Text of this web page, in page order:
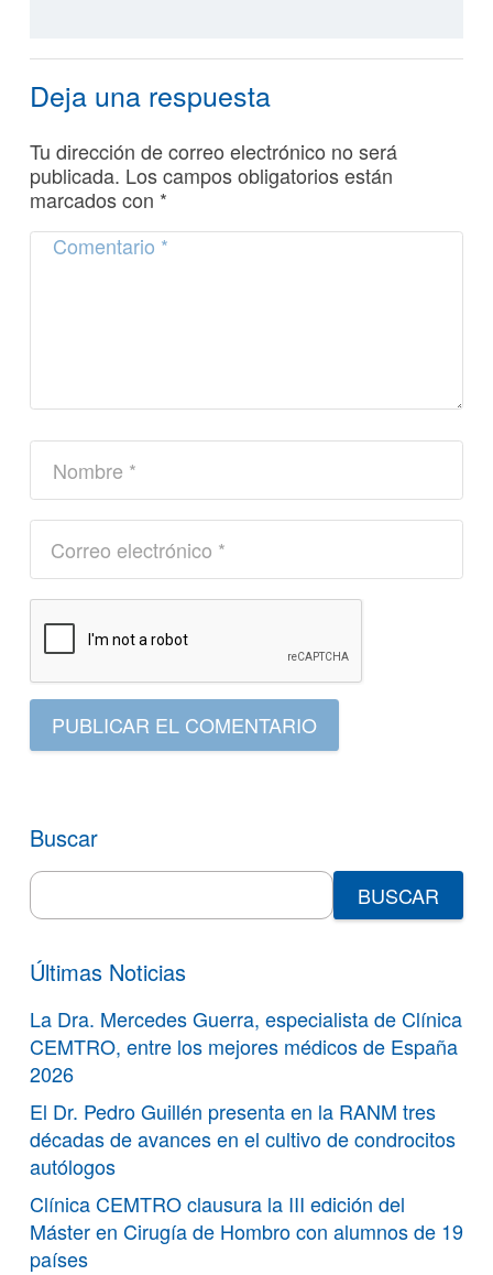
Deja una respuesta
Tu dirección de correo electrónico no será
publicada. Los campos obligatorios están
marcados con *
PUBLICAR EL COMENTARIO
Buscar
Search
for:
Últimas Noticias
La Dra. Mercedes Guerra, especialista de Clínica
CEMTRO, entre los mejores médicos de España
2026
El Dr. Pedro Guillén presenta en la RANM tres
décadas de avances en el cultivo de condrocitos
autólogos
Clínica CEMTRO clausura la III edición del
Máster en Cirugía de Hombro con alumnos de 19
países